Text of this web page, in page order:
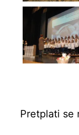
Pretplati se